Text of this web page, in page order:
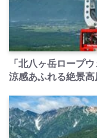
「北八ヶ岳ロープ
涼感あふれる絶景高